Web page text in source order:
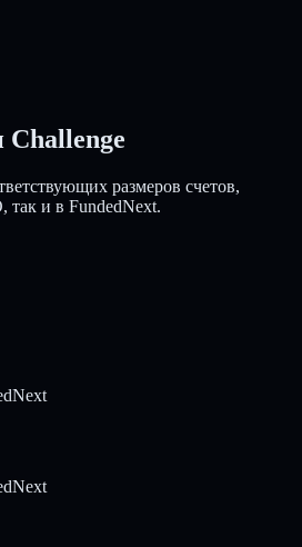
Challenge
размеров счетов,
так и в FundedNext.